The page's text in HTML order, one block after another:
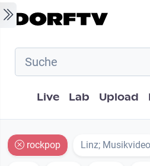
Skip to main content
Hauptnavigation
Live Lab Upload
rockpop Linz; Musikvideo